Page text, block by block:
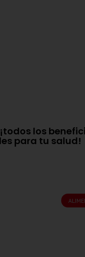
los
para tu salud!